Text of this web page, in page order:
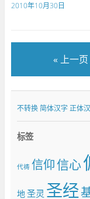
2010年10月30日
« 上一页
不转换 简体汉字 正体
标签
代祷 信仰信心
地 圣灵 圣经